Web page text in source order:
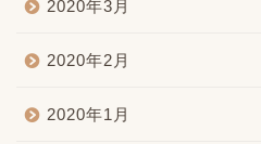
2020年3月
2020年2月
2020年1月